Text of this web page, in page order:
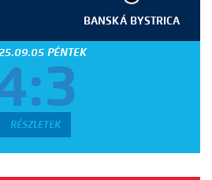
BANSKÁ BYSTRICA
PÉNTEK
RÉSZLETEK